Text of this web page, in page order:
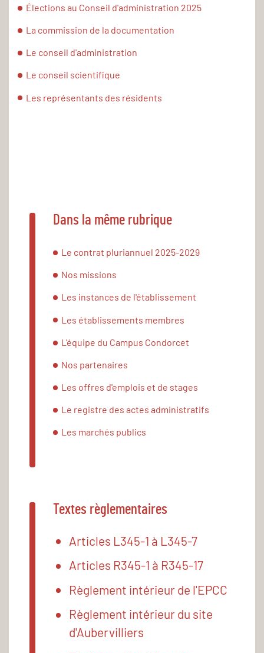
Élections au Conseil d'administration 2025
La commission de la documentation
Le conseil d'administration
Le conseil scientifique
Les représentants des résidents
Dans la même rubrique
Le contrat pluriannuel 2025-2029
Nos missions
Les instances de l'établissement
Les établissements membres
L'équipe du Campus Condorcet
Nos partenaires
Les offres d'emplois et de stages
Le registre des actes administratifs
Les marchés publics
Textes règlementaires
Articles L345-1 à L345-7
Articles R345-1 à R345-17
Règlement intérieur de l'EPCC
Règlement intérieur du site
d'Aubervilliers